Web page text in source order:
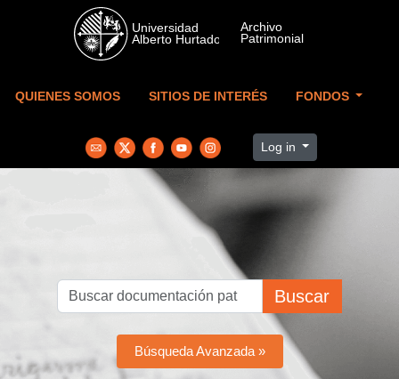
Skip to main content
QUIENES SOMOS SITIOS DE INTERÉS FONDOS
Log in
Buscar
Búsqueda Avanzada »